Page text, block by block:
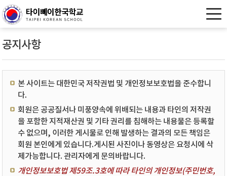
공지사항
본 사이트는 대한민국 저작권법 및 개인정보보호법을 준수합니
다.
회원은 공공질서나 미풍양속에 위배되는 내용과 타인의 저작권
을 포함한 지적재산권 및 기타 권리를 침해하는 내용물은 등록할
수 없으며, 이러한 게시물로 인해 발생하는 결과의 모든 책임은
회원 본인에게 있습니다.게시된 사진이나 동영상은 요청시에 삭
제가능합니다. 관리자에게 문의바랍니다.
개인정보보호법 제59조.3호에 따라 타인의 개인정보(주민번호,